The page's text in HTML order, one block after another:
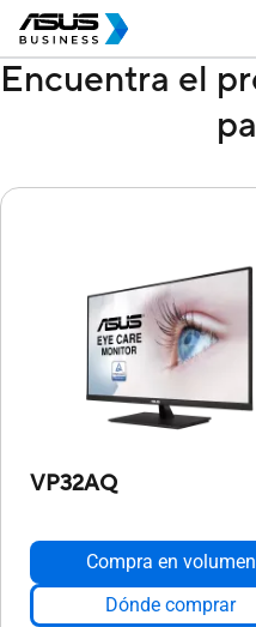
Encuentra el
VP32AQ
Compra en volumen
Dónde comprar